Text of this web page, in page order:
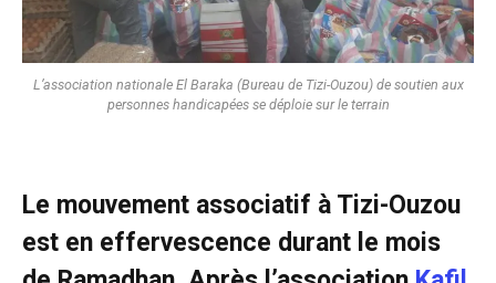
L’association nationale El Baraka (Bureau de Tizi-Ouzou) de soutien aux
personnes handicapées se déploie sur le terrain
Le mouvement associatif à Tizi-Ouzou
est en effervescence durant le mois